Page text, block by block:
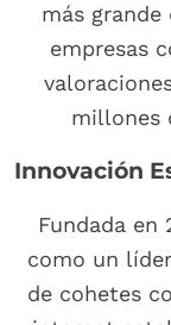
más
empresas
millones
Innovación
Fundada en
como un
de cohetes